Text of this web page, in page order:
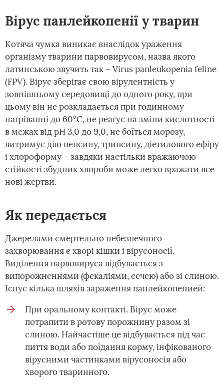
Вірус панлейкопенії у тварин
Котяча чумка виникає внаслідок ураження
організму тварини парвовирусом, назва якого
латинською звучить так – Virus panleukopenia feline
(FPV). Вірус зберігає свою вірулентність у
зовнішньому середовищі до одного року, при
цьому він не розкладається при годинному
нагріванні до 60°С, не реагує на зміни кислотності
в межах від pH 3,0 до 9,0, не боїться морозу,
витримує дію пепсину, трипсину, діетилового ефіру
і хлороформу – завдяки настільки вражаючою
стійкості збудник хвороби може легко вражати все
нові жертви.
Як передається
Джерелами смертельно небезпечного
захворювання є хворі кішки і вірусоносії.
Виділення парвовируса відбувається з
випорожненнями (фекаліями, сечею) або зі слиною.
Існує кілька шляхів зараження панлейкопенией:
При оральному контакті. Вірус може
потрапити в ротову порожнину разом зі
слиною. Найчастіше це відбувається під час
пиття води або поїдання корму, інфікованого
вірусними частинками вірусоносія або
хворого тваринного.